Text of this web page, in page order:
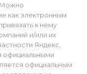
Можно
как электронным
к нему
и/или их
Яндекс,
официальными
официальным